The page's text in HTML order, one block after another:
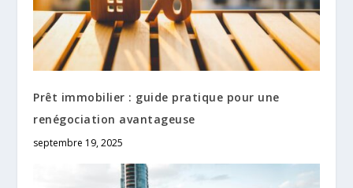
Prêt immobilier : guide pratique pour une
renégociation avantageuse
septembre 19, 2025